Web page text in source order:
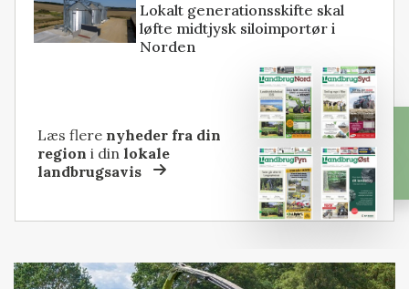
Lokalt generationsskifte skal
løfte midtjysk siloimportør i
Norden
Læs flere nyheder fra din
region i dinlokale
landbrugsavis